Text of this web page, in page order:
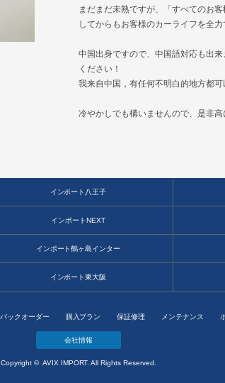
まだまだ未熟ですが、「すべてのお
してからもお客様のカーライフを全
中国出身ですので、中国語対応も出
ください！
我来自中国，有任何不明白的地方都
冷やかしでも構いませんので、是非高
インポート八王子
インポートNEXT
インポート鶴ヶ島インター
インポート東大阪
バックオーダー 購入プラン 保証修理 メンテナンス
会社情報
Copyright © AVIX IMPORT. All Rights Reserved.